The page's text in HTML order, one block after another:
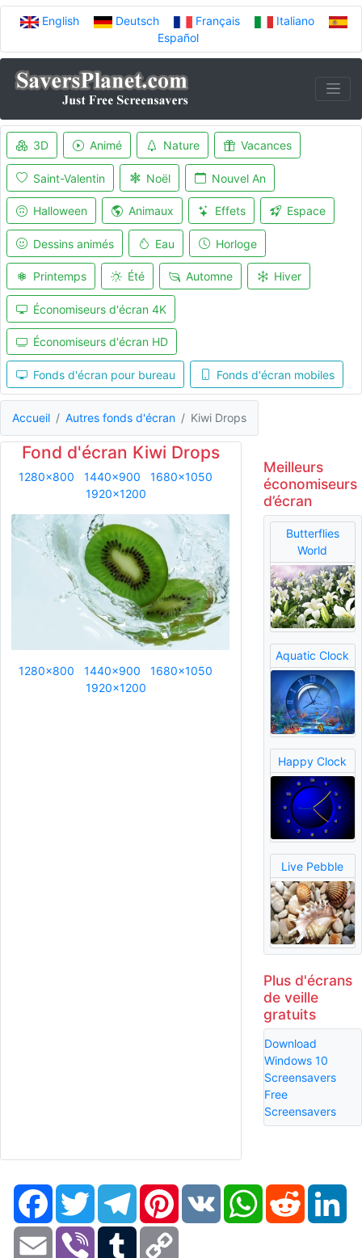
English Deutsch Français
Italiano
Español
3D Animé Nature Vacances
Saint-Valentin Noël Nouvel An
Halloween Animaux Effets Espace
Dessins animés Eau Horloge
Printemps Été Automne Hiver
Économiseurs d'écran 4K
Économiseurs d'écran HD
Fonds d'écran pour bureau Fonds d'écran mobiles
Accueil Autres fonds d'écran Kiwi Drops
Fond d'écran Kiwi Drops
1280x800 1440x900
1680x1050
1920x1200
1280x800 1440x900
1680x1050
1920x1200
Meilleurs
économiseurs
d’écran
Butterflies
World
Aquatic Clock
Happy Clock
Live Pebble
Plus d'écrans
de veille
gratuits
Download
Windows 10
Screensavers
Free
Screensavers
FacebookTwitter TelegramPinterestVK WhatsAppReddit
Email Viber Tumblr